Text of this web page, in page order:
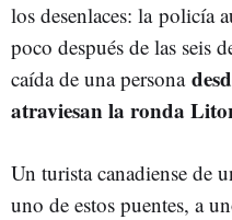
los desenlaces: la policía
poco después de las seis
caída de una persona
atraviesan la ronda
Un turista canadiense de
uno de estos puentes, a